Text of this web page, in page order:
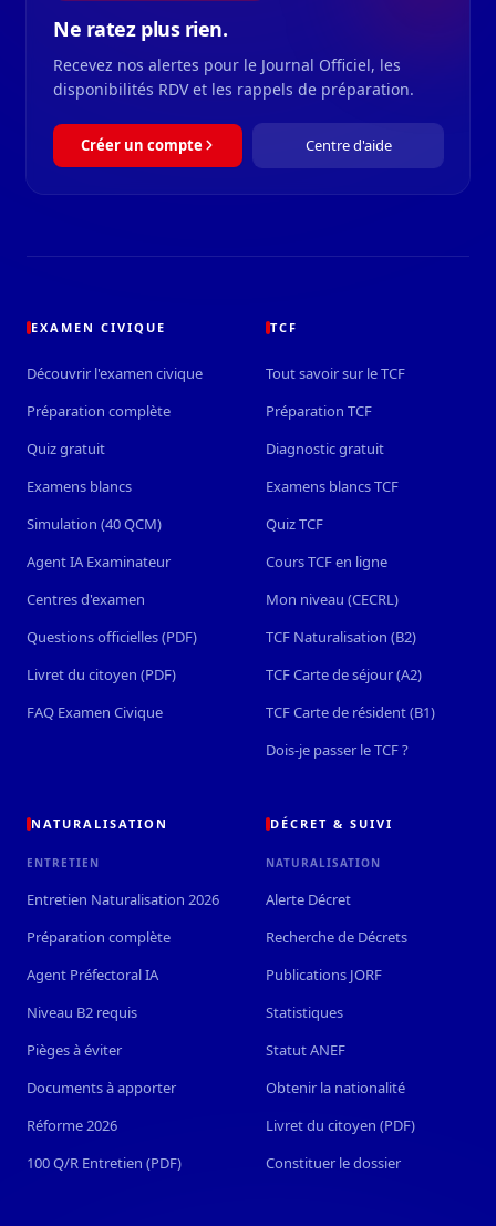
Ne ratez plus rien.
Recevez nos alertes pour le Journal Officiel, les
disponibilités RDV et les rappels de préparation.
Créer un compte Centre d'aide
EXAMEN CIVIQUE
Découvrir l'examen civique
Préparation complète
Quiz gratuit
Examens blancs
Simulation (40 QCM)
Agent IA Examinateur
Centres d'examen
Questions officielles (PDF)
Livret du citoyen (PDF)
FAQ Examen Civique
TCF
Tout savoir sur le TCF
Préparation TCF
Diagnostic gratuit
Examens blancs TCF
Quiz TCF
Cours TCF en ligne
Mon niveau (CECRL)
TCF Naturalisation (B2)
TCF Carte de séjour (A2)
TCF Carte de résident (B1)
Dois-je passer le TCF ?
NATURALISATION
ENTRETIEN
Entretien Naturalisation 2026
Préparation complète
Agent Préfectoral IA
Niveau B2 requis
Pièges à éviter
Documents à apporter
Réforme 2026
100 Q/R Entretien (PDF)
DÉCRET & SUIVI
NATURALISATION
Alerte Décret
Recherche de Décrets
Publications JORF
Statistiques
Statut ANEF
Obtenir la nationalité
Livret du citoyen (PDF)
Constituer le dossier